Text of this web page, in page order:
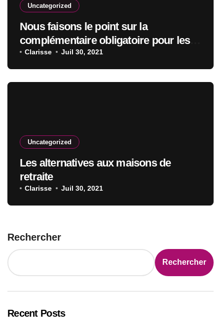
Uncategorized
Nous faisons le point sur la
complémentaire obligatoire pour les
salariés
Clarisse Juil 30, 2021
Uncategorized
Les alternatives aux maisons de
retraite
Clarisse Juil 30, 2021
Rechercher
Rechercher
Recent Posts